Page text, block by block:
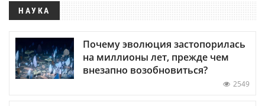
НАУКА
Почему эволюция застопорилась
на миллионы лет, прежде чем
внезапно возобновиться?
2549